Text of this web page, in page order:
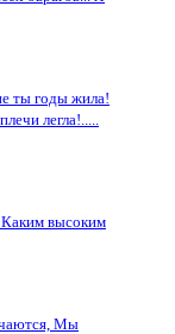
ты годы жила!
легла!.....
Каким высоким
Мы